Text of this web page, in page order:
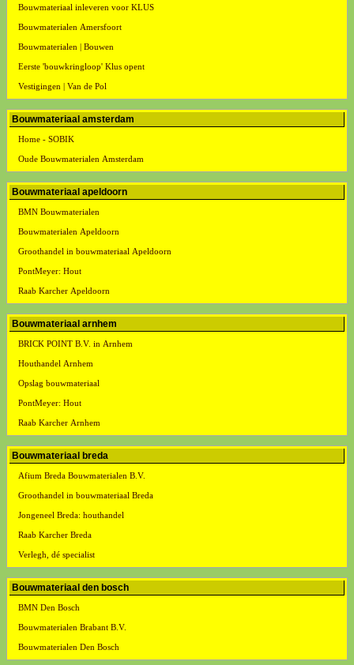
Bouwmateriaal inleveren voor KLUS
Bouwmaterialen Amersfoort
Bouwmaterialen | Bouwen
Eerste 'bouwkringloop' Klus opent
Vestigingen | Van de Pol
Bouwmateriaal amsterdam
Home - SOBIK
Oude Bouwmaterialen Amsterdam
Bouwmateriaal apeldoorn
BMN Bouwmaterialen
Bouwmaterialen Apeldoorn
Groothandel in bouwmateriaal Apeldoorn
PontMeyer: Hout
Raab Karcher Apeldoorn
Bouwmateriaal arnhem
BRICK POINT B.V. in Arnhem
Houthandel Arnhem
Opslag bouwmateriaal
PontMeyer: Hout
Raab Karcher Arnhem
Bouwmateriaal breda
Afium Breda Bouwmaterialen B.V.
Groothandel in bouwmateriaal Breda
Jongeneel Breda: houthandel
Raab Karcher Breda
Verlegh, dé specialist
Bouwmateriaal den bosch
BMN Den Bosch
Bouwmaterialen Brabant B.V.
Bouwmaterialen Den Bosch